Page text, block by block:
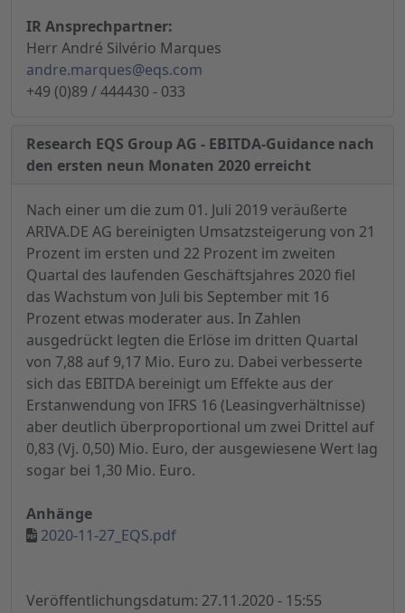
IR Ansprechpartner:
Herr André Silvério Marques
andre.marques@eqs.com
+49 (0)89 / 444430 - 033
Research EQS Group AG - EBITDA-Guidance nach
den ersten neun Monaten 2020 erreicht
Nach einer um die zum 01. Juli 2019 veräußerte
ARIVA.DE AG bereinigten Umsatzsteigerung von 21
Prozent im ersten und 22 Prozent im zweiten
Quartal des laufenden Geschäftsjahres 2020 fiel
das Wachstum von Juli bis September mit 16
Prozent etwas moderater aus. In Zahlen
ausgedrückt legten die Erlöse im dritten Quartal
von 7,88 auf 9,17 Mio. Euro zu. Dabei verbesserte
sich das EBITDA bereinigt um Effekte aus der
Erstanwendung von IFRS 16 (Leasingverhältnisse)
aber deutlich überproportional um zwei Drittel auf
0,83 (Vj. 0,50) Mio. Euro, der ausgewiesene Wert lag
sogar bei 1,30 Mio. Euro.
Anhänge
2020-11-27_EQS.pdf
Veröffentlichungsdatum: 27.11.2020 - 15:55